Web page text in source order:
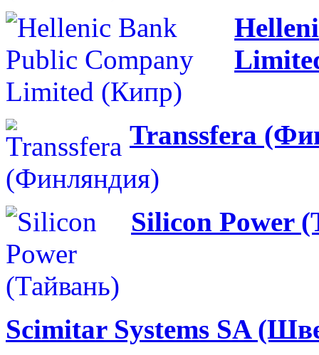
Transsfera
Silicon Power
Scimitar Systems SA